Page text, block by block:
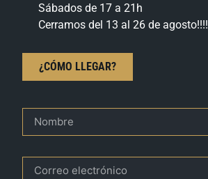
Sábados de 17 a 21h
Cerramos del 13 al 26 de agosto!!!!
¿CÓMO LLEGAR?